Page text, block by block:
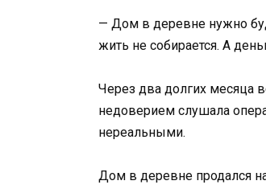
— Дом в деревне нужно
жить не собирается. А
Через два долгих месяца
недоверием слушала
нереальными.
Дом в деревне продался